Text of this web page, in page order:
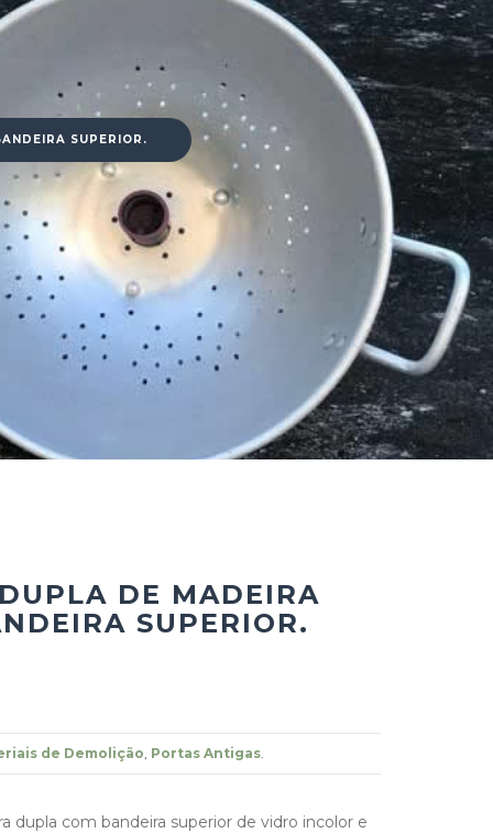
SUPERIOR.
DE MADEIRA
SUPERIOR.
de Demolição, Portas Antigas.
dupla com bandeira superior de vidro incolor e